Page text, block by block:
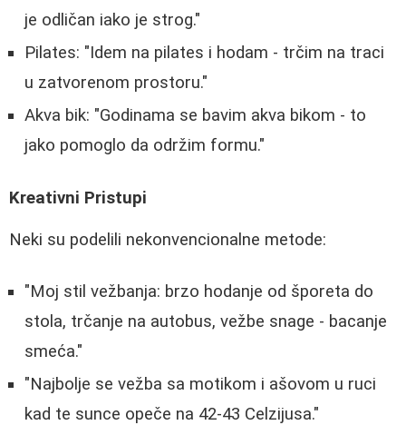
je odličan iako je strog."
Pilates: "Idem na pilates i hodam - trčim na traci
u zatvorenom prostoru."
Akva bik: "Godinama se bavim akva bikom - to
jako pomoglo da održim formu."
Kreativni Pristupi
Neki su podelili nekonvencionalne metode:
"Moj stil vežbanja: brzo hodanje od šporeta do
stola, trčanje na autobus, vežbe snage - bacanje
smeća."
"Najbolje se vežba sa motikom i ašovom u ruci
kad te sunce opeče na 42-43 Celzijusa."